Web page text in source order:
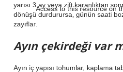
yarısı 3 ay veya zift karanlıktan
dönüşü durdurursa, günün saati
zayıflar.
Ayın çekirdeği var
Ayın iç yapısı tohumlar, kaplama
Access to this resource on